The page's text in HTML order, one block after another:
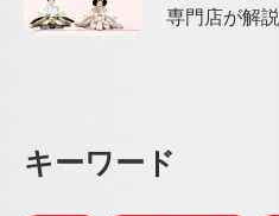
専門店が解説
キーワード